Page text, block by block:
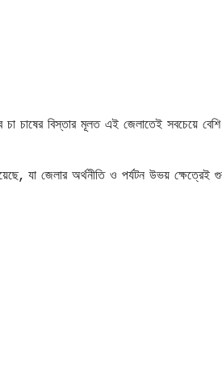
চাষের বিস্তার মূলত এই জেলাতেই সবচেয়ে বেশি
যা জেলার অর্থনীতি ও পর্যটন উভয় ক্ষেত্রেই